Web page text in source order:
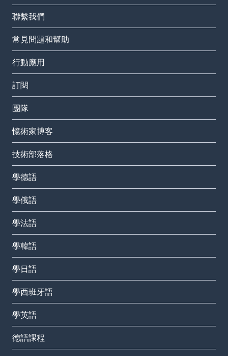
聯繫我們
常見問題和幫助
行動應用
訂閱
團隊
憶術家博客
技術部落格
學德語
學俄語
學法語
學韓語
學日語
學西班牙語
學英語
德語課程